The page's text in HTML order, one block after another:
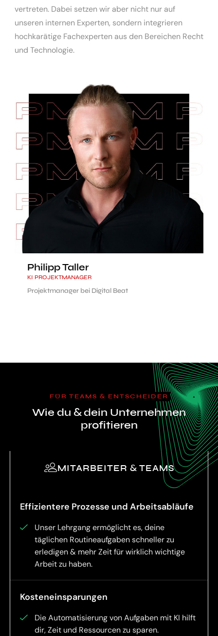
vertreten. Dabei setzen wir aber nicht nur auf
unseren internen Experten, sondern integrieren
hochkarätige Fachexperten aus den Bereichen Recht
und Technologie.
Philipp Taller
KI PROJEKTMANAGER
Projektmanager bei Digital Beat
FÜR TEAMS & ENTSCHEIDER
Wie du & dein Unternehmen
profitieren
MITARBEITER & TEAMS
Effizientere Prozesse und Arbeitsabläufe
Unser Lehrgang ermöglicht es, deine
täglichen Routineaufgaben schneller zu
erledigen & mehr Zeit für wirklich wichtige
Arbeit zu haben.
Kosteneinsparungen
Die Automatisierung von Aufgaben mit KI hilft
dir, Zeit und Ressourcen zu sparen.